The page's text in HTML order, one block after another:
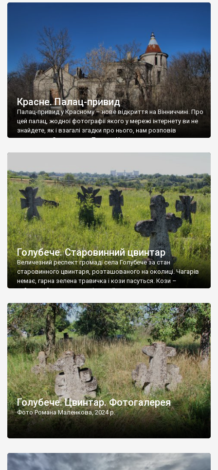
Красне. Палац-привид
Палац-привид у Красному – нове відкриття на Вінниччині. Про
цей палац, жодної фотографії якого у мережі інтернету ви не
знайдете, як і взагалі згадки про нього, нам розповів
мешканець Самгородка. Палац у Красному вразив не лише
Голубече. Старовинний цвинтар
Величезний респект громаді села Голубече за стан
старовинного цвинтаря, розташованого на околиці. Чагарів
немає, гарна зелена травичка і кози пасуться. Кози –
найкращий регулятор шкідливої, для старих кладовищ,
бруньками, кози ті бруньки обгризають, бо то улюблений
делікатес. На цвинтарі у Голубечому ціла колекція
різноманітних форм хрестів. Село відносно невелике, […]
Голубече. Цвинтар. Фотогалерея
Фото Романа Маленкова, 2024 р.